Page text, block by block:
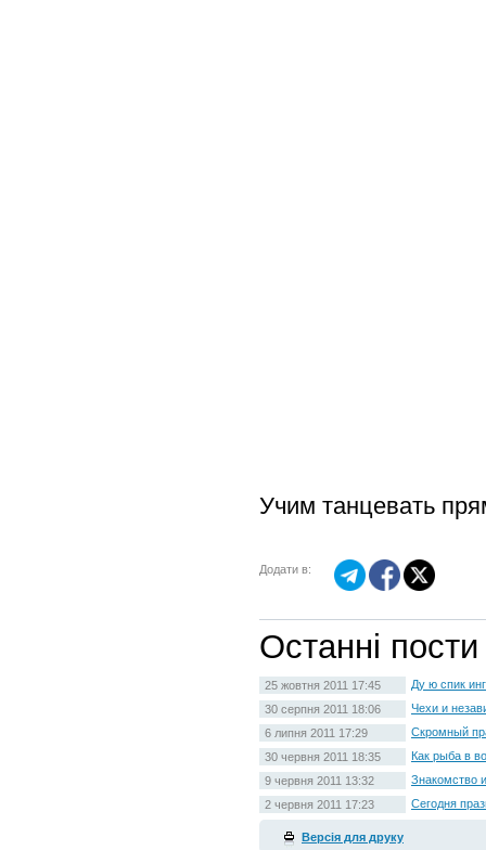
Учим танцевать
Додати в:
Останні
25 жовтня 2011 17:45
Ду ю спик
30 серпня 2011 18:06
Чехи и
6 липня 2011 17:29
Скромный
30 червня 2011 18:35
Как рыба в
9 червня 2011 13:32
Знакомство
2 червня 2011 17:23
Сегодня
Версія для друку